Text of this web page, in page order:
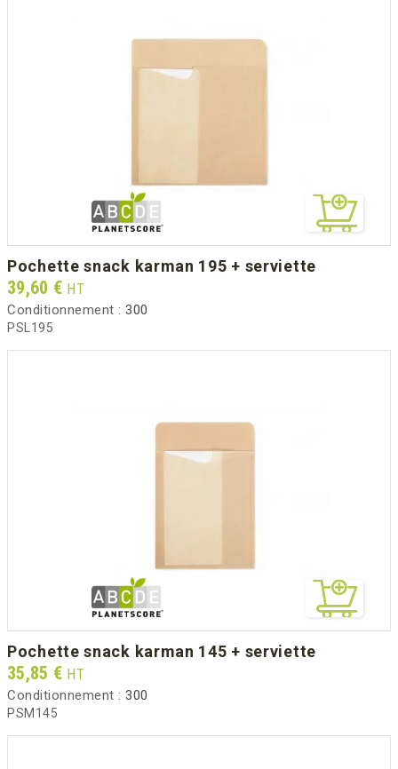
pochette snack karman 195 + serviette
Prix
39,60 € HT
Conditionnement : 300
PSL195
pochette snack karman 145 + serviette
Prix
35,85 € HT
Conditionnement : 300
PSM145